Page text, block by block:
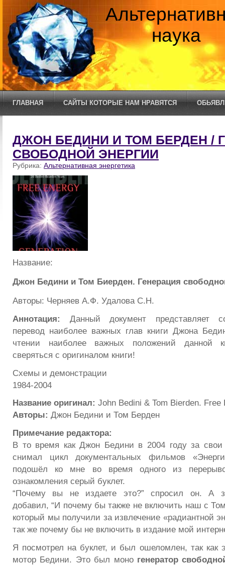
наука
ГЛАВНАЯ САЙТЫ КОТОРЫЕ НАМ НРАВЯТСЯ
ДЖОН БЕДИНИ И ТОМ БЕРДЕН /
СВОБОДНОЙ ЭНЕРГИИ
Рубрика: Альтернативная энергетика
Название:
Джон Бедини и Том Биерден. Генерация
Авторы: Черняев А.Ф. Удалова С.Н.
Аннотация: Данный документ представляет
перевод наиболее важных глав книги Джона
чтении наиболее важных положений данной
сверяться с оригиналом книги!
Схемы и демонстрации
1984-2004
Название оригинал: John Bedini & Tom Bierden. Free
Авторы: Джон Бедини и Том Берден
Примечание редактора:
В то время как Джон Бедини в 2004 году за свои
снимал цикл документальных фильмов
подошёл ко мне во время одного из
ознакомления серый буклет.
“Почему вы не издаете это?” спросил он. А
добавил, “И почему бы также не включить наш с
который мы получили за извлечение «радиантной
так же почему бы не включить в издание мой
Я посмотрел на буклет, и был ошеломлен, так как
мотор Бедини. Это был моно генератор